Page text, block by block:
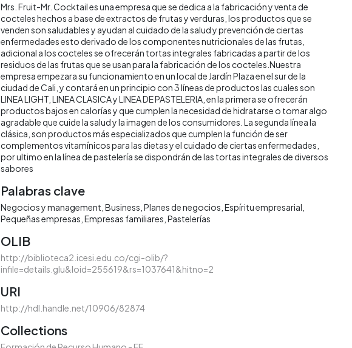
Mrs. Fruit-Mr. Cocktail es una empresa que se dedica a la fabricación y venta de
cocteles hechos a base de extractos de frutas y verduras, los productos que se
venden son saludables y ayudan al cuidado de la salud y prevención de ciertas
enfermedades esto derivado de los componentes nutricionales de las frutas,
adicional a los cocteles se ofrecerán tortas integrales fabricadas a partir de los
residuos de las frutas que se usan para la fabricación de los cocteles.Nuestra
empresa empezara su funcionamiento en un local de Jardín Plaza en el sur de la
ciudad de Cali, y contará en un principio con 3 líneas de productos las cuales son
LINEA LIGHT, LINEA CLASICA y LINEA DE PASTELERIA, en la primera se ofrecerán
productos bajos en calorías y que cumplen la necesidad de hidratarse o tomar algo
agradable que cuide la salud y la imagen de los consumidores. La segunda línea la
clásica, son productos más especializados que cumplen la función de ser
complementos vitamínicos para las dietas y el cuidado de ciertas enfermedades,
por ultimo en la línea de pastelería se dispondrán de las tortas integrales de diversos
sabores
Palabras clave
Negocios y management Business Planes de negocios Espíritu empresarial
Pequeñas empresas Empresas familiares Pastelerías
OLIB
http://biblioteca2.icesi.edu.co/cgi-olib/?
infile=details.glu&loid=255619&rs=1037641&hitno=2
URI
http://hdl.handle.net/10906/82874
Collections